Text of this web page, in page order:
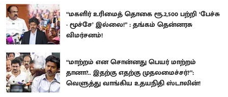
“மகளிர் உரிமைத் தொகை ரூ.2,500 பற்றி ‘பேச்சு
- மூச்சே’ இல்லை!” : தங்கம் தென்னரசு
விமர்சனம்!
“மாற்றம் என சொன்னது பெயர் மாற்றம்
தானா?.. இதற்கு எதற்கு முதலமைச்சர்?”:
வெளுத்து வாங்கிய உதயநிதி ஸ்டாலின்!